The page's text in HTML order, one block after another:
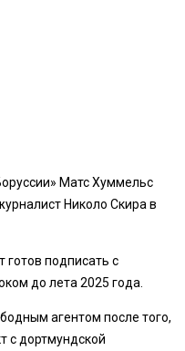
Матс Хуммельс
Николо Скира в
готов подписать с
до лета 2025 года.
агентом после того,
с дортмундской